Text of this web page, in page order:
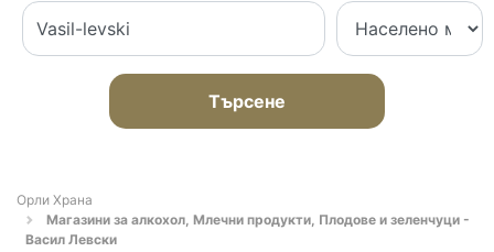
Търсене
Орли Храна
Магазини за алкохол, Млечни продукти, Плодове и зеленчуци -
Васил Левски